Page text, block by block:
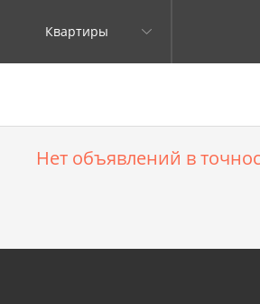
Квартиры
Нет объявлений в